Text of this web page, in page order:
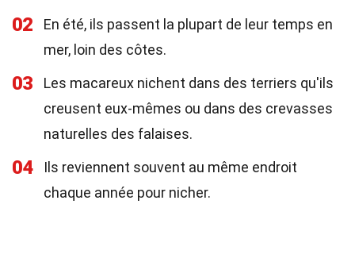
02
En été, ils passent la plupart de leur temps en
mer, loin des côtes.
03
Les macareux nichent dans des terriers qu'ils
creusent eux-mêmes ou dans des crevasses
naturelles des falaises.
04
Ils reviennent souvent au même endroit
chaque année pour nicher.